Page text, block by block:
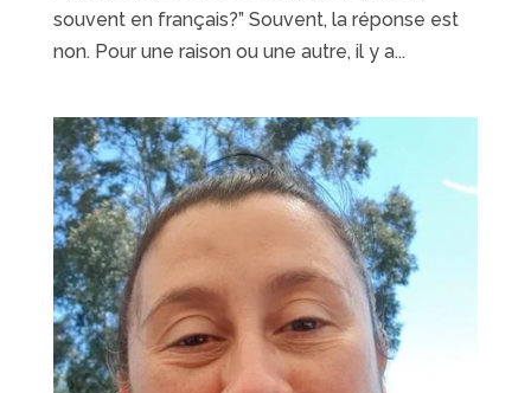
souvent en français?” Souvent, la réponse est
non. Pour une raison ou une autre, il y a...